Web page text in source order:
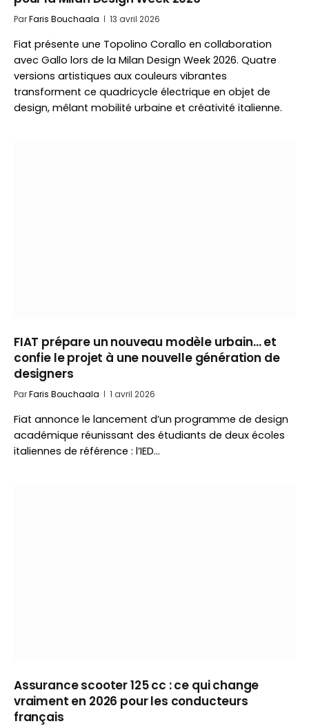
ParFaris Bouchaala 13 avril 2026
Fiat présente une Topolino Corallo en collaboration
avec Gallo lors de la Milan Design Week 2026. Quatre
versions artistiques aux couleurs vibrantes
transforment ce quadricycle électrique en objet de
design, mêlant mobilité urbaine et créativité italienne.
FIAT prépare un nouveau modèle urbain… et
confie le projet à une nouvelle génération de
designers
ParFaris Bouchaala 1 avril 2026
Fiat annonce le lancement d’un programme de design
académique réunissant des étudiants de deux écoles
italiennes de référence : l’IED…
Assurance scooter 125 cc : ce qui change
vraiment en 2026 pour les conducteurs
français